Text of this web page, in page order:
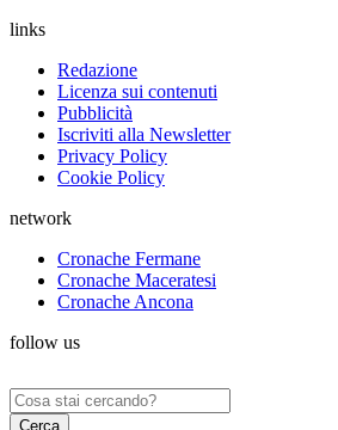
links
Redazione
Licenza sui contenuti
Pubblicità
Iscriviti alla Newsletter
Privacy Policy
Cookie Policy
network
Cronache Fermane
Cronache Maceratesi
Cronache Ancona
follow us
Ricerca
per: